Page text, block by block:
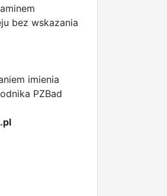
bez wskazania
imienia
PZBad